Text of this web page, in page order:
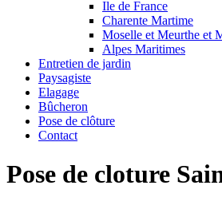
Ile de France
Charente Martime
Moselle et Meurthe et
Alpes Maritimes
Entretien de jardin
Paysagiste
Elagage
Bûcheron
Pose de clôture
Contact
Pose de cloture